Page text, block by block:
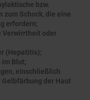
bzw.
zum Schock, die eine
erfordern;
Verwirrtheit oder
(Hepatitis);
im Blut;
einschließlich
der Haut